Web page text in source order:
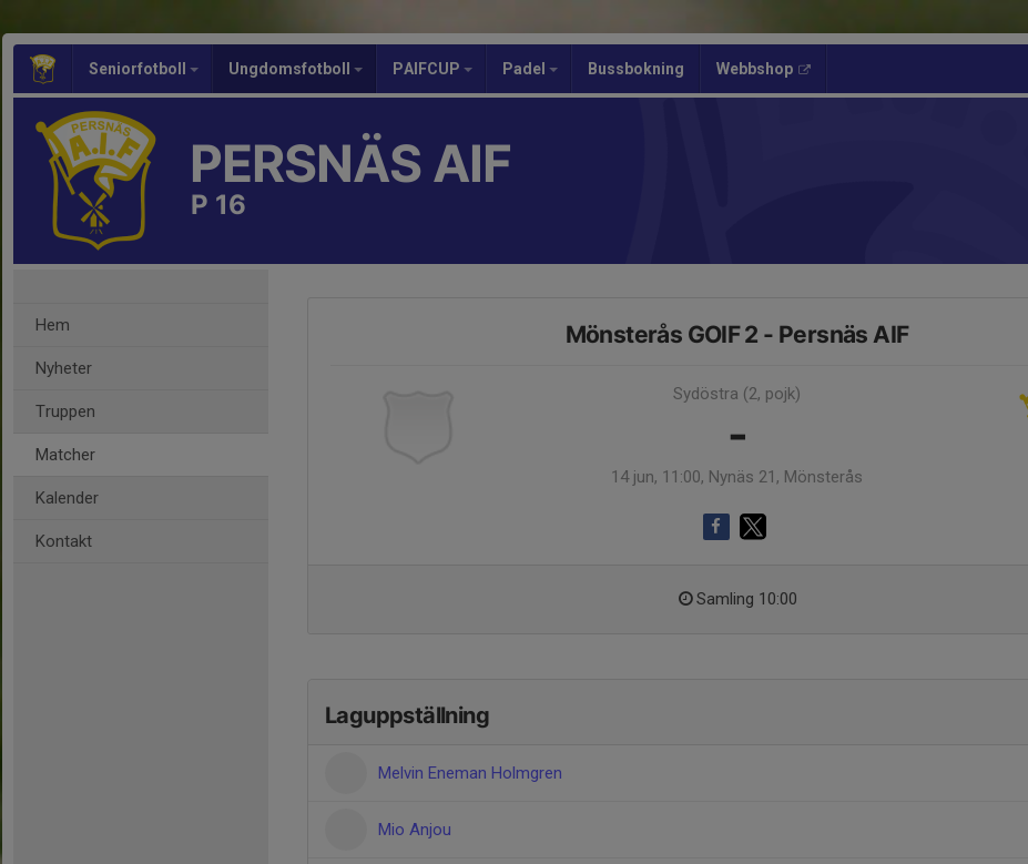
Seniorfotboll Ungdomsfotboll PAIFCUP Padel Bussbokning Webbshop
PERSNÄS AIF
P 16
Hem
Nyheter
Truppen
Matcher
Kalender
Kontakt
Mönsterås GOIF 2 - Persnäs AIF
Sydöstra (2, pojk)
-
14 jun, 11:00, Nynäs 21, Mönsterås
Samling 10:00
Laguppställning
Melvin Eneman Holmgren
Mio Anjou